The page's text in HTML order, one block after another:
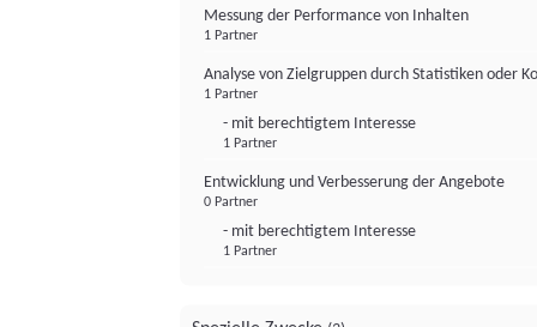
Messung der Performance von Inhalten
1 Partner
Analyse von Zielgruppen durch Statistiken oder
1 Partner
- mit berechtigtem Interesse
1 Partner
Entwicklung und Verbesserung der Angebote
0 Partner
- mit berechtigtem Interesse
1 Partner